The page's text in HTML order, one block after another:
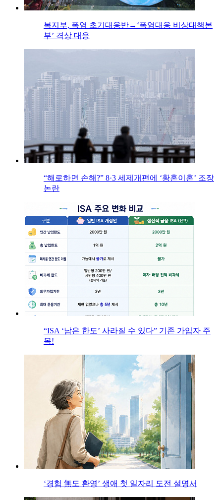
복지부, 폭염 초기대응반→‘폭염대응 비상대책본
부’ 격상 대응
“해로하면 손해?” 8·3 세제개편에 ‘황혼이혼’ 조장
논란
“ISA ‘남은 한도’ 사라질 수 있다” 기존 가입자 주
목!
‘경험 無도 환영’ 생애 첫 일자리 도전 설명서